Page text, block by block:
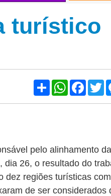
turístico
Share WhatsApp
pelo alinhamento
dia 26, o resultado do
dez regiões turísticas
de ser considerados